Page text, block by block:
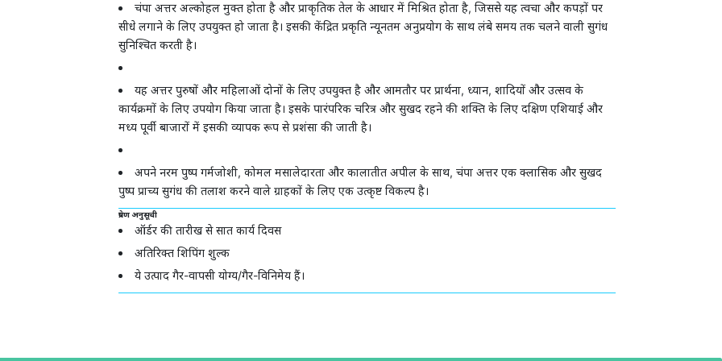
चंपा अत्तर अल्कोहल मुक्त होता है और प्राकृतिक तेल के आधार में मिश्रित होता है, जिससे यह त्वचा और कपड़ों पर
सीधे लगाने के लिए उपयुक्त हो जाता है। इसकी केंद्रित प्रकृति न्यूनतम अनुप्रयोग के साथ लंबे समय तक चलने वाली सुगंध
सुनिश्चित करती है।
यह अत्तर पुरुषों और महिलाओं दोनों के लिए उपयुक्त है और आमतौर पर प्रार्थना, ध्यान, शादियों और उत्सव के
कार्यक्रमों के लिए उपयोग किया जाता है। इसके पारंपरिक चरित्र और सुखद रहने की शक्ति के लिए दक्षिण एशियाई और
मध्य पूर्वी बाजारों में इसकी व्यापक रूप से प्रशंसा की जाती है।
अपने नरम पुष्प गर्मजोशी, कोमल मसालेदारता और कालातीत अपील के साथ, चंपा अत्तर एक क्लासिक और सुखद
पुष्प प्राच्य सुगंध की तलाश करने वाले ग्राहकों के लिए एक उत्कृष्ट विकल्प है।
प्रेषण अनुसूची
ऑर्डर की तारीख से सात कार्य दिवस
अतिरिक्त शिपिंग शुल्क
ये उत्पाद गैर-वापसी योग्य/गैर-विनिमेय हैं।